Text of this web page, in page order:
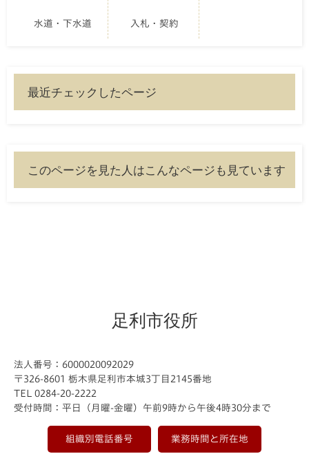
水道・下水道 入札・契約
最近チェックしたページ
このページを見た人はこんなページも見ています
足利市役所
法人番号：6000020092029
〒326-8601 栃木県足利市本城3丁目2145番地
TEL 0284-20-2222
受付時間：平日（月曜-金曜）午前9時から午後4時30分まで
組織別電話番号 業務時間と所在地